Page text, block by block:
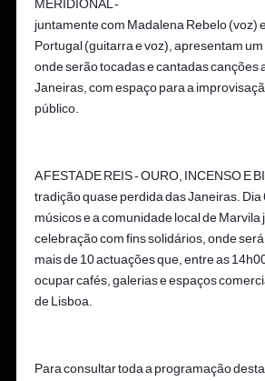
MERIDIONAL -
juntamente com Madalena Rebelo (voz)
Portugal (guitarra e voz), apresentam
onde serão tocadas e cantadas canções
Janeiras, com espaço para a
público.
A FESTA DE REIS - OURO, INCENSO E
tradição quase perdida das Janeiras. Dia
músicos e a comunidade local de
celebração com fins solidários, onde
mais de 10 actuações que, entre as
ocupar cafés, galerias e espaços
de Lisboa.
Para consultar toda a programação desta